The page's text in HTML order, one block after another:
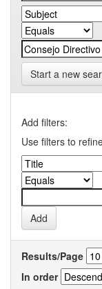
Start a new
Add filters:
Use filters to
Results/Page
In order